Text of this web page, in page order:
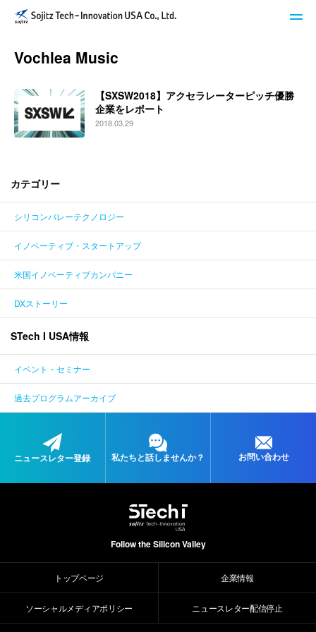
STech I USAのサービス
ブログ
イベント・セミナー
キーワードで探す
STech I USAについて
ENGLISH
Vochlea Music
【SXSW2018】アクセラレーターピッチ優勝
企業をレポート
2018.03.29
カテゴリー
シリコンバレーテクノロジー
イノベーティブ・スタートアップ
米国イノベーティブカンパニー
DXストーリー
STech I USA情報
イベント・セミナー
過去プログラムアーカイブ
ニュースレター登録 私たちと話しませんか？ お問い合わせ
Follow the Silicon Valley
トップページ 企業情報
ソーシャルメディアポリシー ニュースレター配信停止